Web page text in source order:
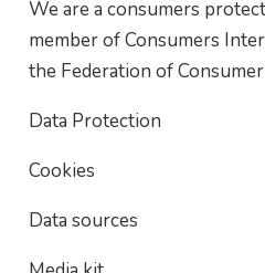
We are a consumers
member of Consumers
the Federation of
Data Protection
Cookies
Data sources